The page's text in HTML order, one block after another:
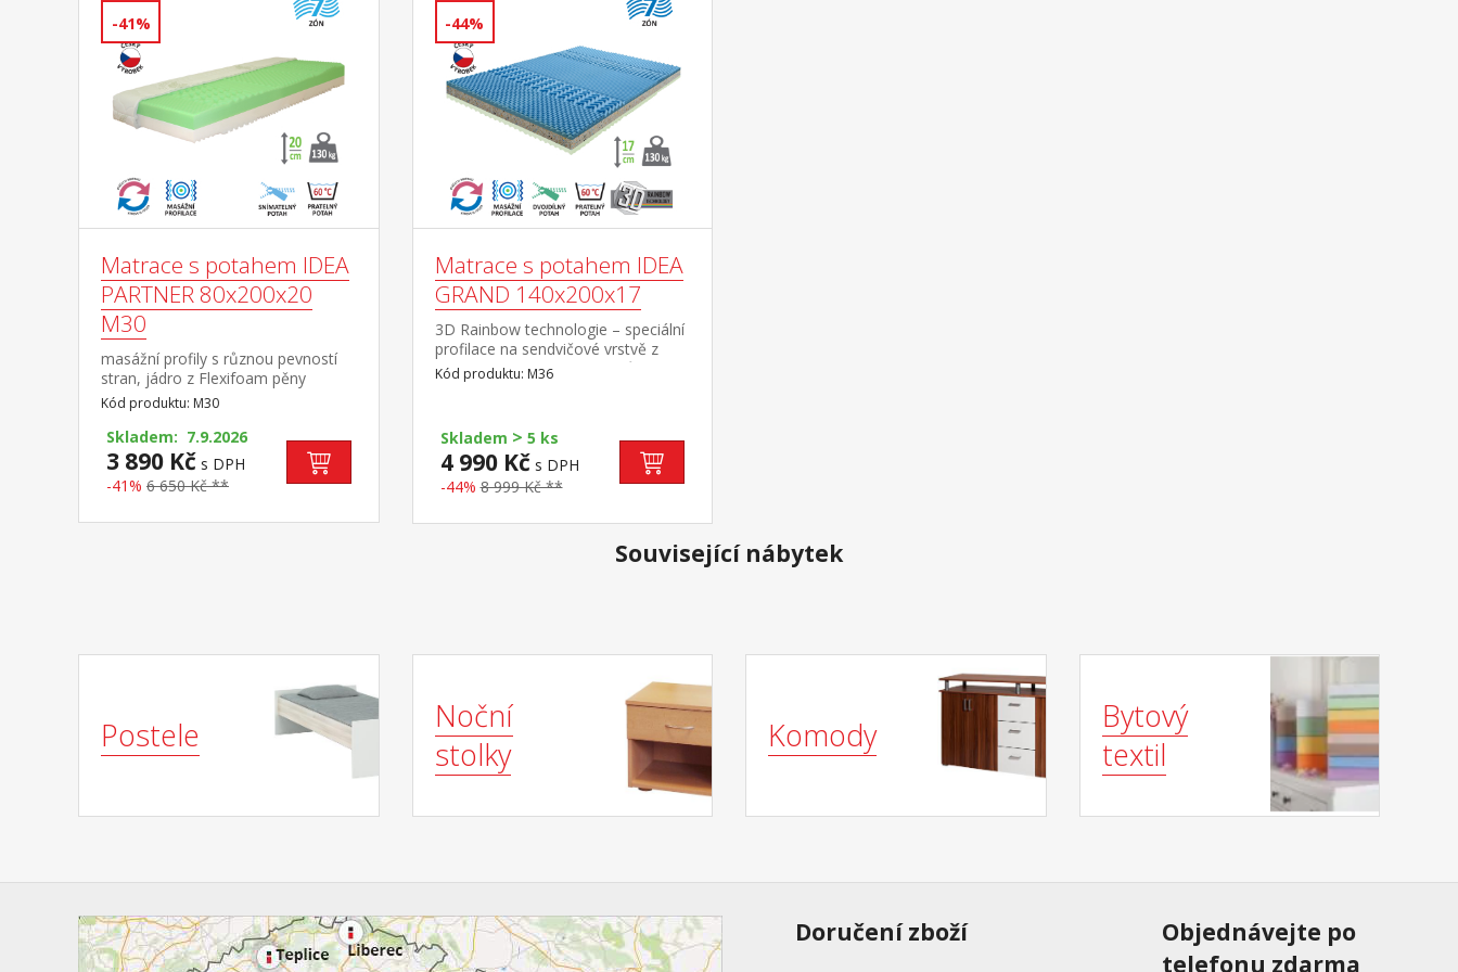
-41%
Matrace s potahem IDEA
PARTNER 80x200x20
M30
masážní profily s různou pevností
stran, jádro z Flexifoam pěny
povrch vyprofilován do 7
anatomických zón na obou
stranách tvrdá (bílá) a měkká (světle
zelená) strana vhodná pro všechny
typy roštů vhodná pro alergiky,
potah snímatelný a pratelný do 60
Kód produktu: M30
Skladem: 7.9.2026
3 890 Kč s DPH
-41% 6 650 Kč **
-44%
Matrace s potahem IDEA
GRAND 140x200x17
3D Rainbow technologie – speciální
profilace na sendvičové vrstvě z
kombinace Flexifoam pěn různých
vlastností a tuhostí, která zajišťuje
vlastnosti a dlouhou
životnost anatomická zónová
masážní profilace – 7 zón na obou
stranách, jemná masáž v průběhu
zelenkavá měkčí strana tuhost 2 z
5, modrá tužší strana tuhost 2,5 z
5 vzdušný potah prošitý dutým
Kód produktu: M36
Skladem > 5 ks
4 990 Kč s DPH
-44% 8 999 Kč **
Související nábytek
Postele
Noční
stolky
Komody
Bytový
textil
Doručení zboží
Objednávejte po
telefonu zdarma